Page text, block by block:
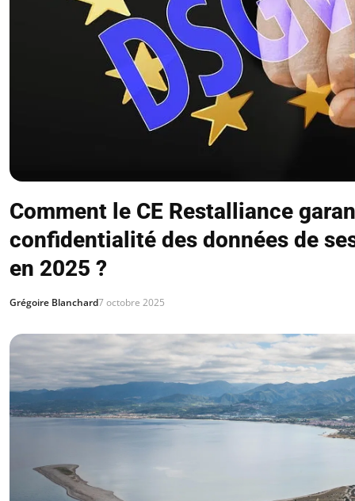
Comment le CE Restalliance
confidentialité des données de
en 2025 ?
Grégoire Blanchard7 octobre 2025